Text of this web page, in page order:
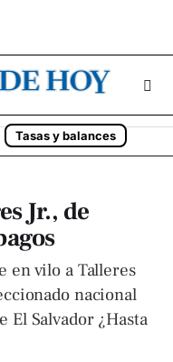
Tasas y balances
Jr., de
en vilo a Talleres
nacional
El Salvador ¿Hasta